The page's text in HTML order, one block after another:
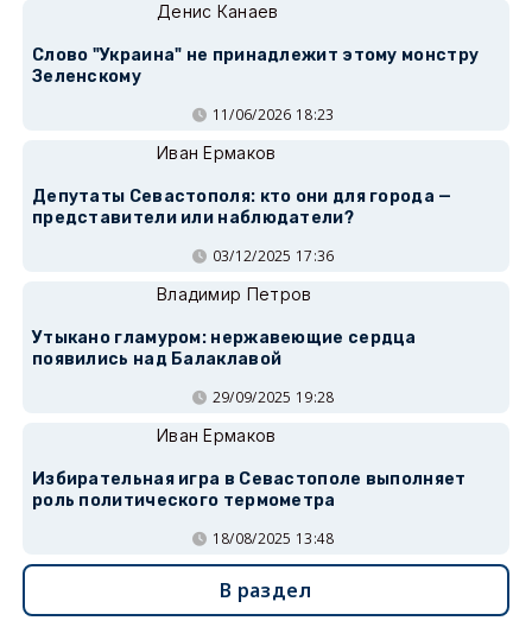
Денис Канаев
Слово "Украина" не принадлежит этому монстру
Зеленскому
11/06/2026 18:23
Иван Ермаков
Депутаты Севастополя: кто они для города —
представители или наблюдатели?
03/12/2025 17:36
Владимир Петров
Утыкано гламуром: нержавеющие сердца
появились над Балаклавой
29/09/2025 19:28
Иван Ермаков
Избирательная игра в Севастополе выполняет
роль политического термометра
18/08/2025 13:48
В раздел